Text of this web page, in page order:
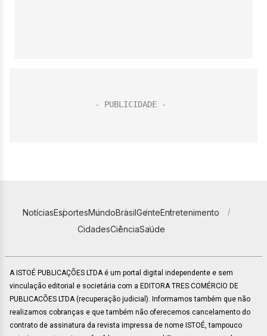
NotíciasEsportesMundoBrasilGenteEntretenimento
CidadesCiênciaSaúde
A ISTOÉ PUBLICAÇÕES LTDA é um portal digital independente e sem
vinculação editorial e societária com a EDITORA TRES COMÉRCIO DE
PUBLICACÕES LTDA (recuperação judicial). Informamos também que não
realizamos cobranças e que também não oferecemos cancelamento do
contrato de assinatura da revista impressa de nome ISTOÉ, tampouco